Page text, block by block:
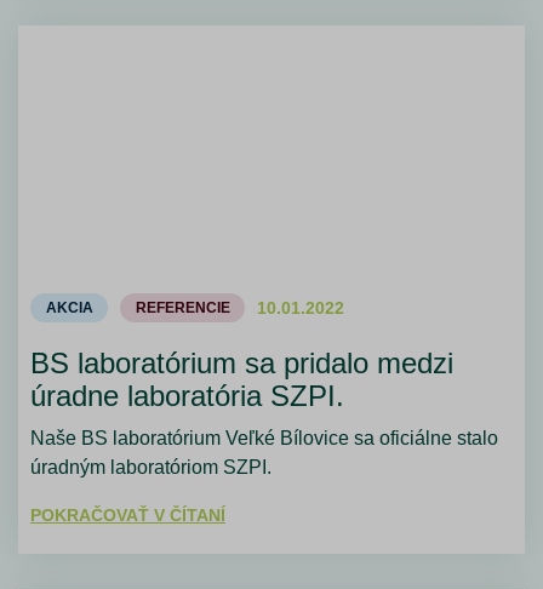
AKCIA REFERENCIE 10.01.2022
BS laboratórium sa pridalo medzi
úradne laboratória SZPI.
Naše BS laboratórium Veľké Bílovice sa oficiálne stalo
úradným laboratóriom SZPI.
POKRAČOVAŤ V ČÍTANÍ